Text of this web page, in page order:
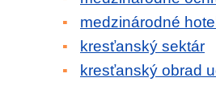
medzinárodné
kresťanský sektár
kresťanský obrad